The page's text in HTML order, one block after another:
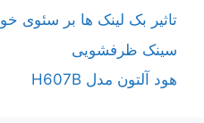
تاثیر بک لینک ها بر سئوی
سینک ظرفشویی
هود آلتون مدل H607B